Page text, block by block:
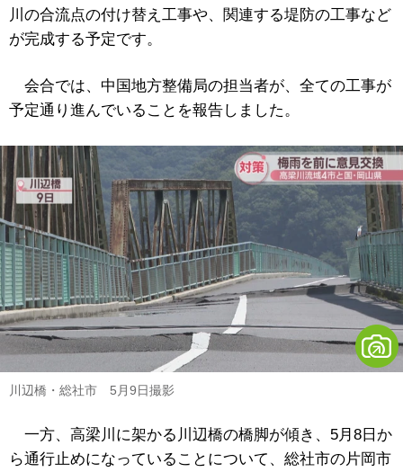
川の合流点の付け替え工事や、関連する堤防の工事など
が完成する予定です。
会合では、中国地方整備局の担当者が、全ての工事が
予定通り進んでいることを報告しました。
川辺橋・総社市 5月9日撮影
一方、高梁川に架かる川辺橋の橋脚が傾き、5月8日か
ら通行止めになっていることについて、総社市の片岡市